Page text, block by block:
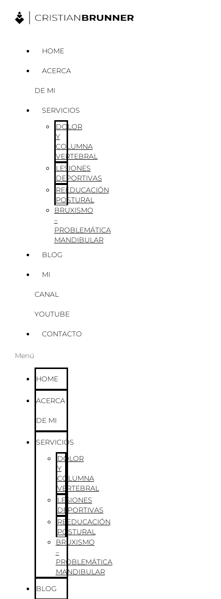
HOME
ACERCA
DE MI
SERVICIOS
DOLOR
Y
COLUMNA
VERTEBRAL
LESIONES
DEPORTIVAS
REEDUCACIÓN
POSTURAL
BRUXISMO
–
PROBLEMÁTICA
MANDIBULAR
BLOG
MI
CANAL
YOUTUBE
CONTACTO
Menú
HOME
ACERCA
DE MI
SERVICIOS
DOLOR
Y
COLUMNA
VERTEBRAL
LESIONES
DEPORTIVAS
REEDUCACIÓN
POSTURAL
BRUXISMO
–
PROBLEMÁTICA
MANDIBULAR
BLOG